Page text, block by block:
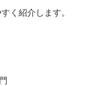
く紹介します。